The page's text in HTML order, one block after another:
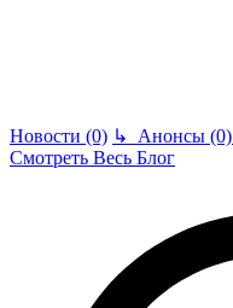
Новости (0) ↳ Анонсы (0)
Смотреть Весь Блог